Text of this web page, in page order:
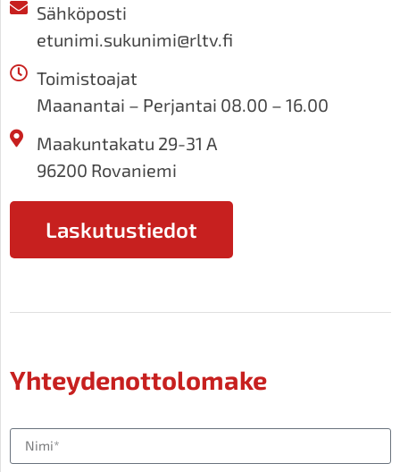
Sähköposti
etunimi.sukunimi@rltv.fi
Toimistoajat
Maanantai – Perjantai 08.00 – 16.00
Maakuntakatu 29-31 A
96200 Rovaniemi
Laskutustiedot
Yhteydenottolomake